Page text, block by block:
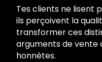
Tes clients ne lisent
ils perçoivent la
transformer ces
arguments de vente
honnêtes.